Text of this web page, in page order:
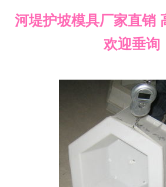
河堤护坡模具厂家直销
欢迎垂询